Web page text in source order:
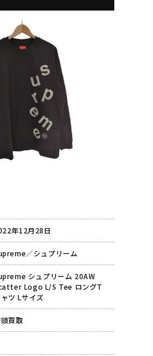
年12月28日
／シュプリーム
シュプリーム 20AW
Logo L/S Tee ロングT
ツ Lサイズ
買取